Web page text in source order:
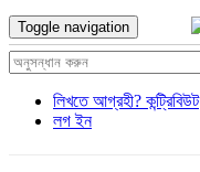
Toggle navigation
লিখতে আগ্রহী? কন্ট্রিবিউট
লগ ইন